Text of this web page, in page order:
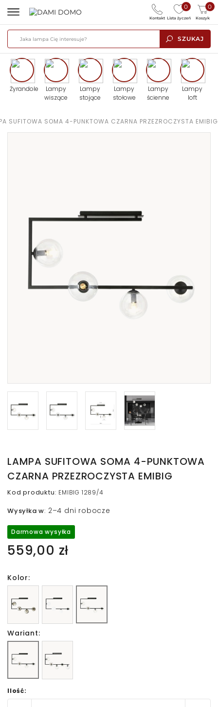
SZUKAJ
0
Lista życzeń
0
Koszyk
Kontakt
Żyrandole
Lampy
wiszące
Lampy
stojące
Lampy
stołowe
Lampy
ścienne
Lampy
loft
SUFITOWA SOMA 4-PUNKTOWA CZARNA PRZEZROCZYSTA EMIBIG
LAMPA SUFITOWA SOMA 4-PUNKTOWA
CZARNA PRZEZROCZYSTA EMIBIG
Kod produktu: EMIBIG 1289/4
Wysyłka w: 2–4 dni robocze
Darmowa wysyłka
559,00 zł
Kolor:
Wariant:
Ilość: